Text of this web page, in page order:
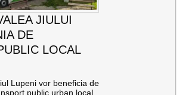
JIULUI
DE
LOCAL
Lupeni vor beneficia de
public urban local